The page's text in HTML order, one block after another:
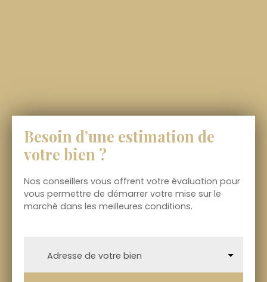
Besoin d’une estimation de
votre bien ?
Nos conseillers vous offrent votre évaluation pour
vous permettre de démarrer votre mise sur le
marché dans les meilleures conditions.
Adresse de votre bien